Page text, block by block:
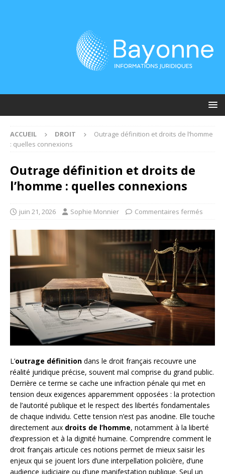
ACCUEIL DROIT
Outrage définition et droits de l’homme
: quelles connexions
Outrage définition et droits de
l’homme : quelles connexions
juin 21, 2026 Sophie Monnier Commentaires fermés
L’outrage définition dans le droit français recouvre une
réalité juridique précise, souvent mal comprise du grand public.
Derrière ce terme se cache une infraction pénale qui met en
tension deux exigences apparemment opposées : la protection
de l’autorité publique et le respect des libertés fondamentales
de chaque individu. Cette tension n’est pas anodine. Elle touche
directement aux droits de l’homme, notamment à la liberté
d’expression et à la dignité humaine. Comprendre comment le
droit français articule ces notions permet de mieux saisir les
enjeux qui se jouent lors d’une interpellation policière, d’une
audience judiciaire ou d’une manifestation publique. Seul un